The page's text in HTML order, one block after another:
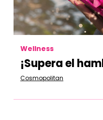
Wellness
¡Supera el
Cosmopolitan